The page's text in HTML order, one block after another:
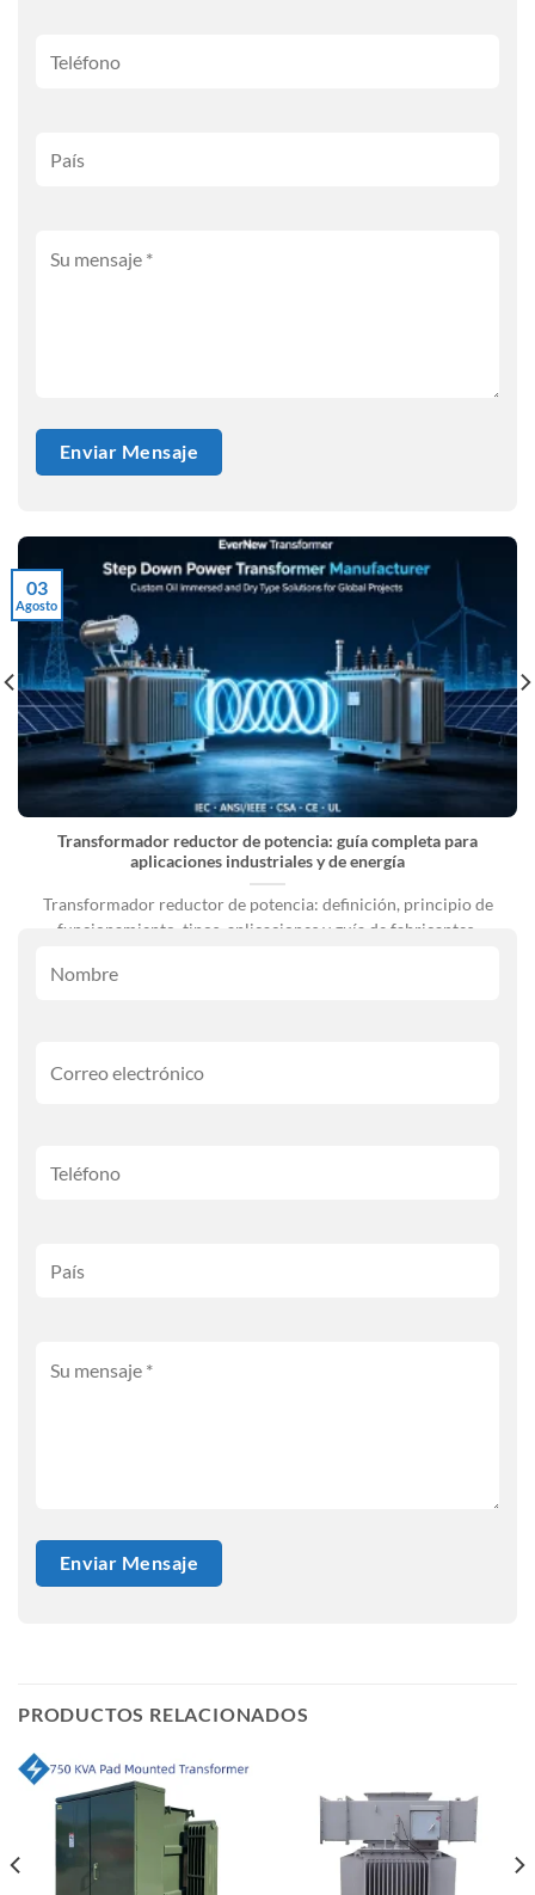
Transformador reductor de potencia: guía completa para
aplicaciones industriales y de energía
Transformador reductor de potencia: definición, principio de
funcionamiento, tipos, aplicaciones y guía de fabricantes.
03
Agosto
PRODUCTOS RELACIONADOS